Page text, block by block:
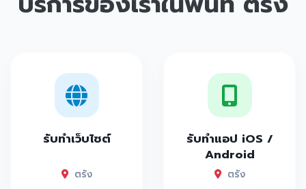
รับทำเว็บไซต์
ตรัง
รับทำแอป iOS /
Android
ตรัง